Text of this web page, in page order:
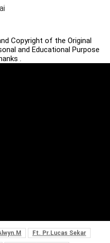
Copyright of the Original
and Educational Purpose
.
Ft. Pr.Lucas Sekar